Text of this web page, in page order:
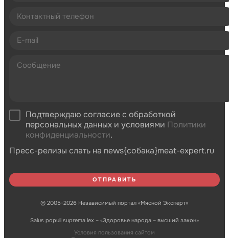
Подтверждаю согласие с обработкой
персональных данных и условиями Политики
конфиденциальности.
Пресс-релизы слать на news{собака}meat-expert.ru
© 2005-2026 Независимый портал «Мясной Эксперт»
Salus populi suprema lex – «Здоровье народа – высший закон»
Условия пользования сайтом